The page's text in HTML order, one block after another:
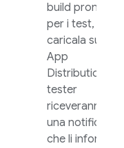
build pronta
per i test,
caricala su
App
Distribution
tester
riceveranno
una notifica
che li informa